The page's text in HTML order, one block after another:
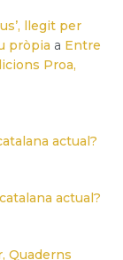
llegit per
pròpia a Entre
Proa,
actual?
actual?
Quaderns